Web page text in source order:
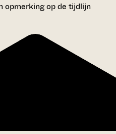
opmerking op de tijdlijn